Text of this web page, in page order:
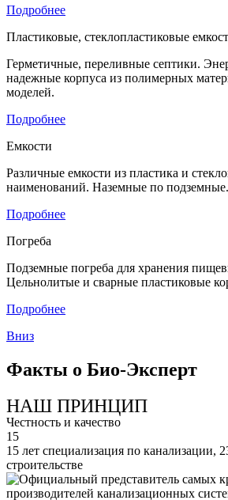
Подробнее
Пластиковые, стеклопластиковые
Герметичные, переливные септики.
надежные корпуса из полимерных
моделей.
Подробнее
Емкости
Различные емкости из пластика и
наименований. Наземные по подземные.
Подробнее
Погреба
Подземные погреба для хранения
Цельнолитые и сварные пластиковые
Подробнее
Вниз
Факты о Био-Эксперт
НАШ ПРИНЦИП
Честность и качество
15
15 лет специализация по канализации,
строительстве